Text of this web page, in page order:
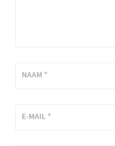
NAAM *
E-MAIL *